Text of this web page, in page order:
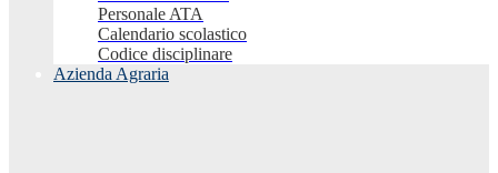
Personale ATA
Calendario scolastico
Codice disciplinare
Azienda Agraria